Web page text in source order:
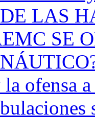
LAS
SE
ofensa a